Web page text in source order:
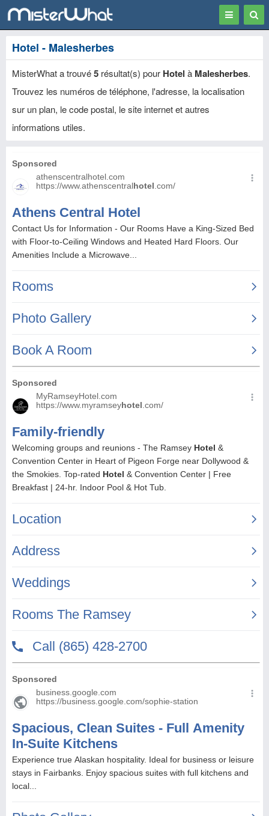
Toggle
Hotel - Malesherbes
MisterWhat a trouvé5 résultat(s) pour Hotel à Malesherbes.
Trouvez les numéros de téléphone, l'adresse, la localisation
sur un plan, le code postal, le site internet et autres
informations utiles.